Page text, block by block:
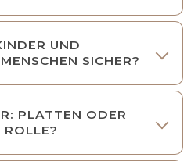
UND
SICHER?
PLATTEN ODER
ROLLE?